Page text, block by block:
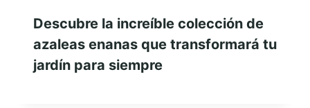
Descubre la increíble colección de
azaleas enanas que transformará tu
jardín para siempre